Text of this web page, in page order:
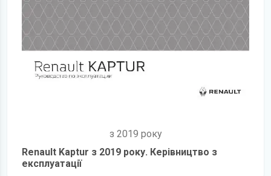
з 2019 року
Renault Kaptur з 2019 року. Керівництво з
експлуатації